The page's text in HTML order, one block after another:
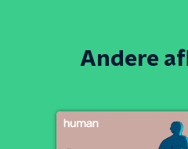
Andere